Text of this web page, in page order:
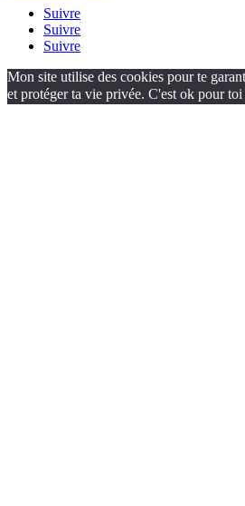
Suivre
Suivre
Suivre
Mon site utilise des cookies pour te
et protéger ta vie privée. C'est ok pour toi